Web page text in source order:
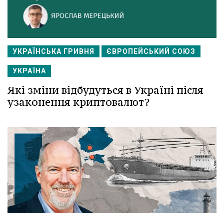
УКРАЇНСЬКА ГРИВНЯ ЄВРОПЕЙСЬКИЙ СОЮЗ
УКРАЇНА
Які зміни відбудуться в Україні після
узаконення криптовалют?